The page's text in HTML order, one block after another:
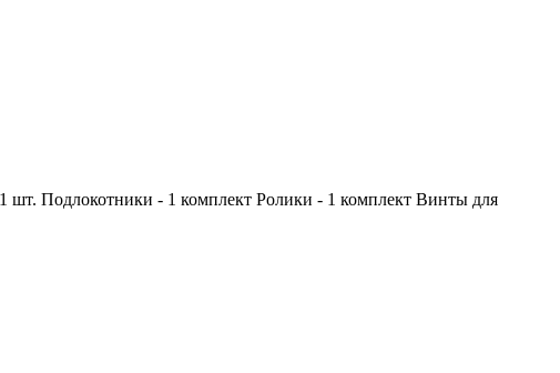
Подлокотники - 1 комплект Ролики - 1 комплект Винты для